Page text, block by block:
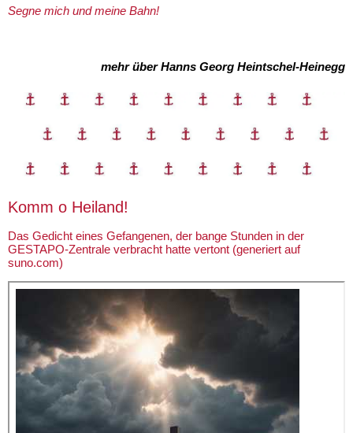
Segne mich und meine Bahn!
mehr über Hanns Georg Heintschel-Heinegg
Komm o Heiland!
Das Gedicht eines Gefangenen, der bange Stunden in der
GESTAPO-Zentrale verbracht hatte vertont (generiert auf
suno.com)